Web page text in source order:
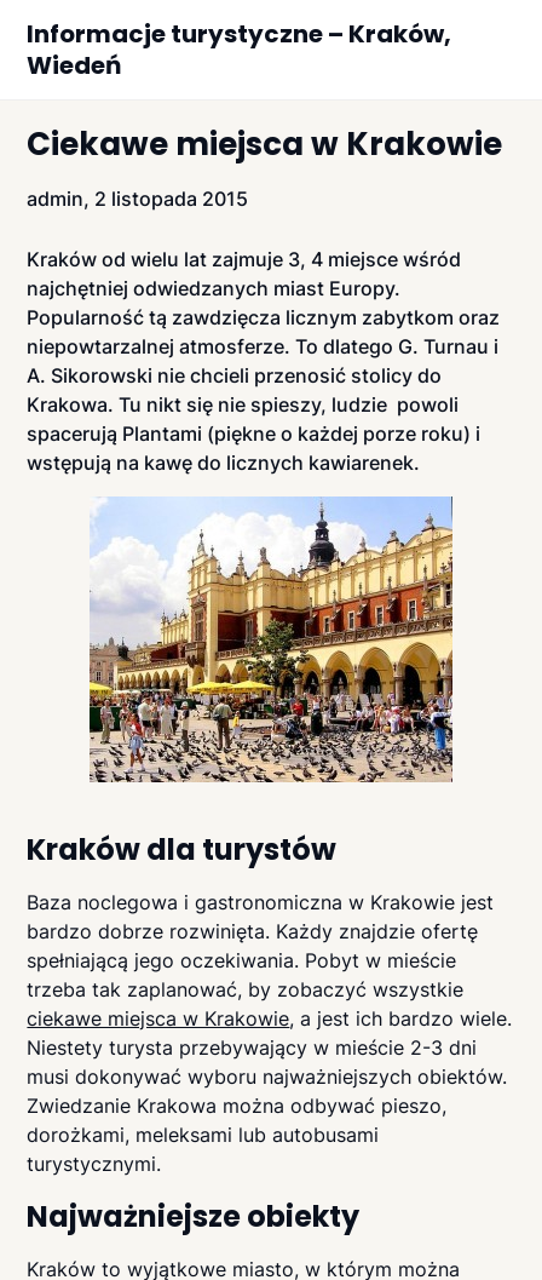
content
Informacje turystyczne – Kraków,
Wiedeń
Ciekawe miejsca w Krakowie
admin, 2 listopada 2015
Kraków od wielu lat zajmuje 3, 4 miejsce wśród
najchętniej odwiedzanych miast Europy.
Popularność tą zawdzięcza licznym zabytkom oraz
niepowtarzalnej atmosferze. To dlatego G. Turnau i
A. Sikorowski nie chcieli przenosić stolicy do
Krakowa. Tu nikt się nie spieszy, ludzie powoli
spacerują Plantami (piękne o każdej porze roku) i
wstępują na kawę do licznych kawiarenek.
Kraków dla turystów
Baza noclegowa i gastronomiczna w Krakowie jest
bardzo dobrze rozwinięta. Każdy znajdzie ofertę
spełniającą jego oczekiwania. Pobyt w mieście
trzeba tak zaplanować, by zobaczyć wszystkie
ciekawe miejsca w Krakowie, a jest ich bardzo wiele.
Niestety turysta przebywający w mieście 2-3 dni
musi dokonywać wyboru najważniejszych obiektów.
Zwiedzanie Krakowa można odbywać pieszo,
dorożkami, meleksami lub autobusami
turystycznymi.
Najważniejsze obiekty
Kraków to wyjątkowe miasto, w którym można